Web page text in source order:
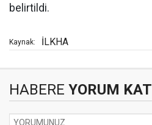
belirtildi.
Kaynak: İLKHA
HABERE YORUM KAT